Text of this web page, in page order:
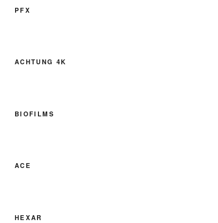
PFX
ACHTUNG 4K
BIOFILMS
ACE
HEXAR